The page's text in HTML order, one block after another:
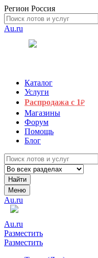
Регион Россия
Au.ru
Каталог
Услуги
Распродажа с 1₽
Магазины
Форум
Помощь
Блог
Найти
Меню
Au.ru
Au.ru
Разместить
Разместить